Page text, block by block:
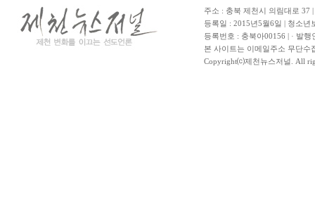
주소 : 충북 제천시 의림대로 37
등록일 : 2015년5월6일 | 청소
등록번호 : 충북아00156 | · 발
본 사이트는 이메일주소 무단수
Copyright⒞제천뉴스저널. All